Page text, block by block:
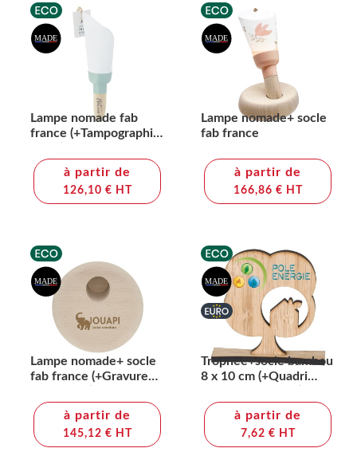
Lampe nomade fab
france (+Tampographie
à partir de
126,10 € HT
Lampe nomade+ socle
fab france
à partir de
166,86 € HT
Lampe nomade+ socle
fab france (+Gravure
à partir de
145,12 € HT
Trophee+socle bambou
8 x 10 cm (+Quadri
à partir de
7,62 € HT